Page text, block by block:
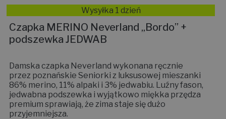
Wysyłka 1 dzień
Czapka MERINO Neverland „Bordo” +
podszewka JEDWAB
Damska czapka Neverland wykonana ręcznie
przez poznańskie Seniorki z luksusowej mieszanki
86% merino, 11% alpaki i 3% jedwabiu. Luźny fason,
jedwabna podszewka i wyjątkowo miękka przędza
premium sprawiają, że zima staje się dużo
przyjemniejsza.